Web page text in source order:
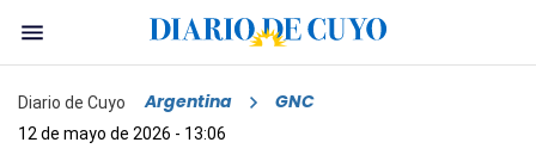
Diario de Cuyo Argentina GNC
12 de mayo de 2026 - 13:06